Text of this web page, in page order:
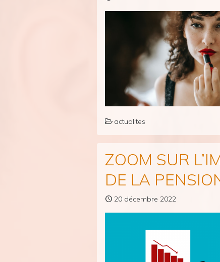
actualites
ZOOM SUR
DE LA
20 décembre 2022